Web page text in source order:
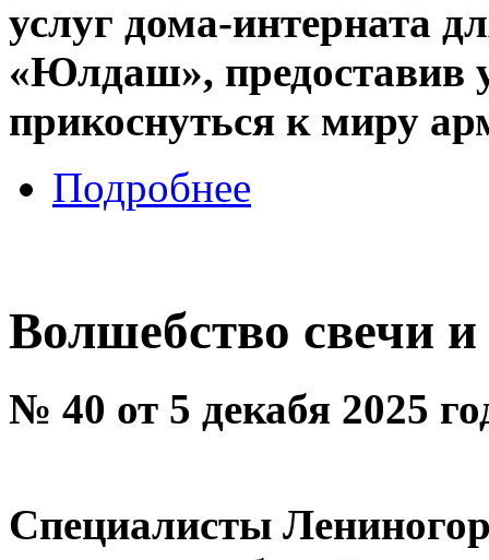
услуг дома-интерната
«Юлдаш», предоставив
прикоснуться к миру
Подробнее
Волшебство свечи
№ 40 от 5 декабя 2025
Специалисты